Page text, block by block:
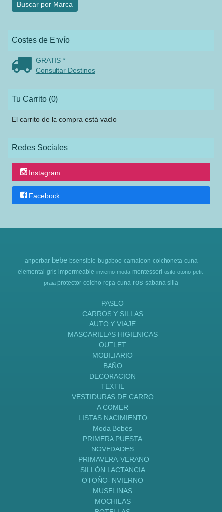
Costes de Envío
GRATIS *
Consultar Destinos
Tu Carrito (0)
El carrito de la compra está vacío
Redes Sociales
Instagram
Facebook
anperbar bebe bsensible bugaboo-camaleon colchoneta cuna
elemental gris impermeable invierno moda montessori osito otono petit-
praia protector-colcho ropa-cuna ros sabana silla
PASEO
CARROS Y SILLAS
AUTO Y VIAJE
MASCARILLAS HIGIENICAS
OUTLET
MOBILIARIO
BAÑO
DECORACION
TEXTIL
VESTIDURAS DE CARRO
A COMER
LISTAS NACIMIENTO
Moda Bebès
PRIMERA PUESTA
NOVEDADES
PRIMAVERA-VERANO
SILLÒN LACTANCIA
OTOÑO-INVIERNO
MUSELINAS
MOCHILAS